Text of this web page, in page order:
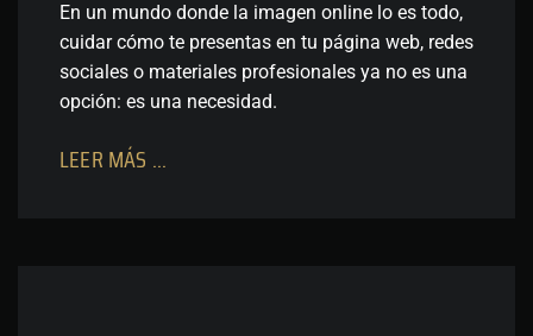
En un mundo donde la imagen online lo es todo,
cuidar cómo te presentas en tu página web, redes
sociales o materiales profesionales ya no es una
opción: es una necesidad.
LEER MÁS ...